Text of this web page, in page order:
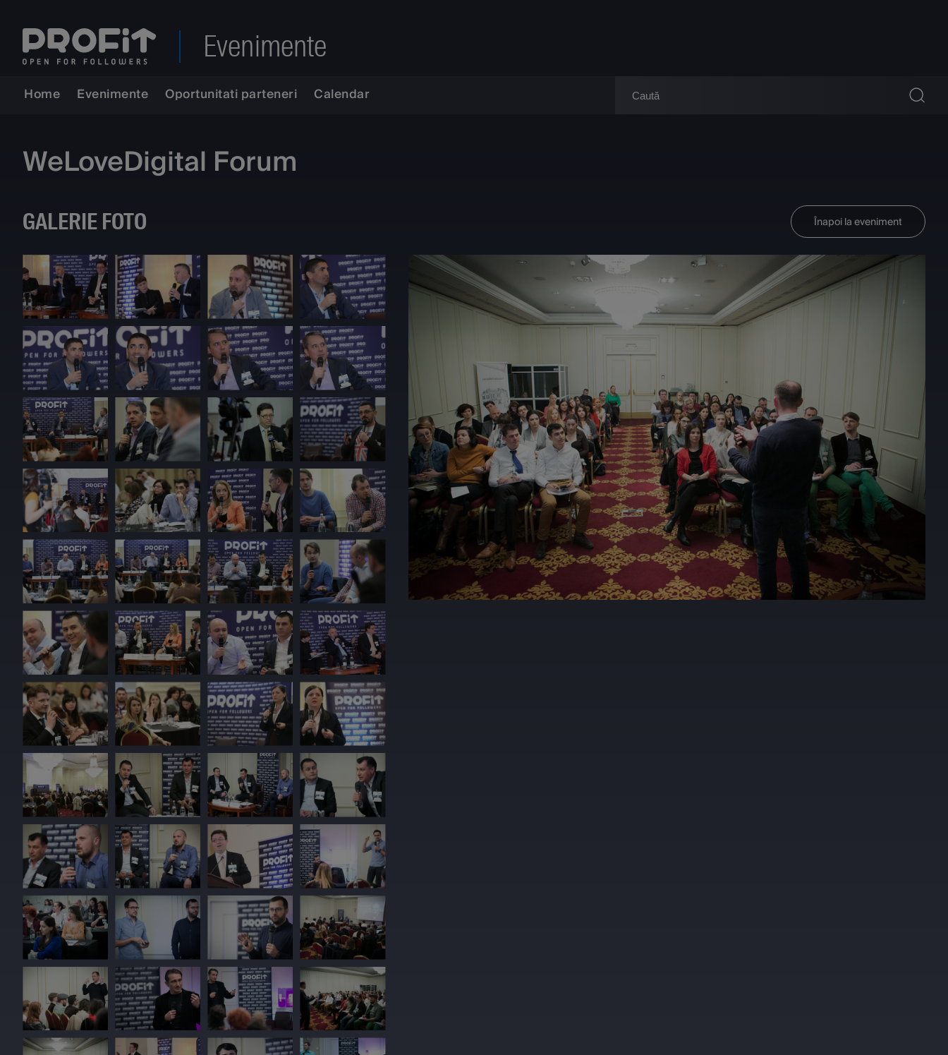
Evenimente
Home Evenimente Oportunitati parteneri Calendar
WeLoveDigital Forum
GALERIE FOTO Înapoi la eveniment